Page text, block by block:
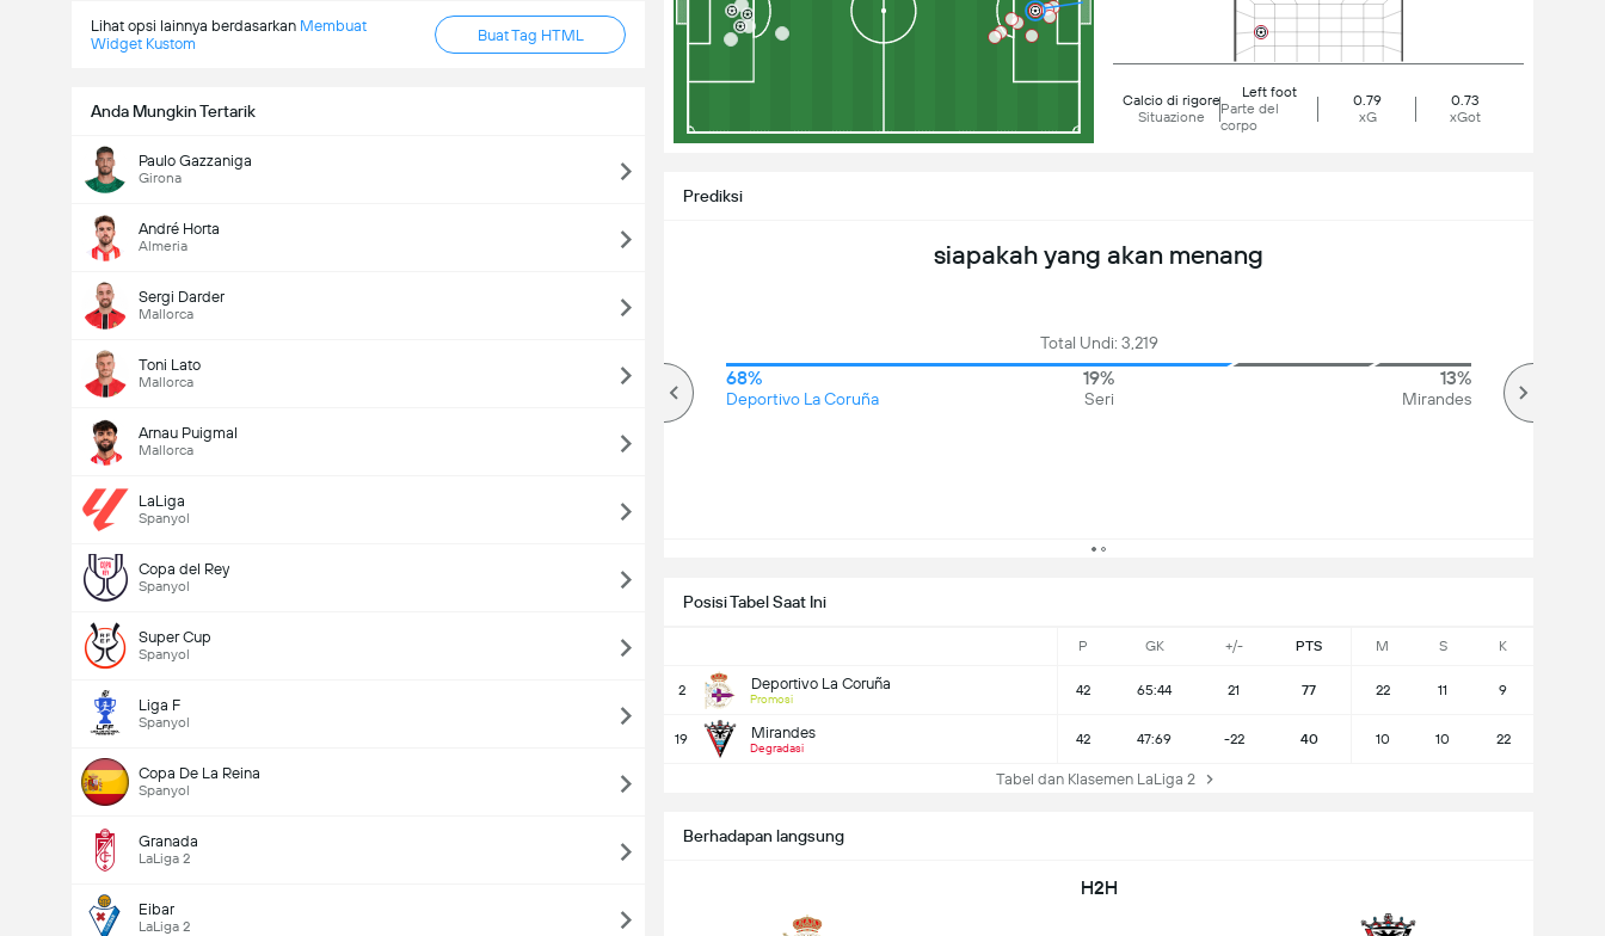
Lihat opsi lainnya berdasarkan Membuat
Widget Kustom
Buat Tag HTML
Anda Mungkin Tertarik
Paulo Gazzaniga
Girona
André Horta
Almeria
Sergi Darder
Mallorca
Toni Lato
Mallorca
Arnau Puigmal
Mallorca
LaLiga
Spanyol
Copa del Rey
Spanyol
Super Cup
Spanyol
Liga F
Spanyol
Copa De La Reina
Spanyol
Granada
LaLiga 2
Eibar
LaLiga 2
Calcio di rigore
Situazione
Left foot
Parte del
corpo
0.79
xG
0.73
xGot
Posisi Tabel Saat Ini
P GK +/- PTS M S K
2 Deportivo La Coruña
Promosi
42 65:44 21 77 22 11 9
19 Mirandes
Degradasi
42 47:69 -22 40 10 10 22
Tabel dan Klasemen LaLiga 2
Prediksi
siapakah yang akan menang
Total Undi: 3,219
68%
Deportivo La Coruña
19%
Seri
13%
Mirandes
total gol dalam permainan (2.5)
Berhadapan langsung
H2H